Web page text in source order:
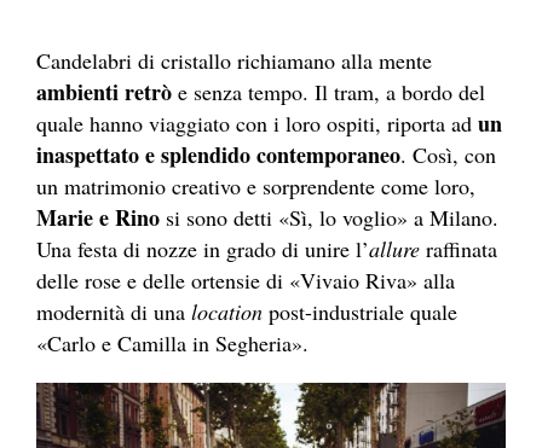
Candelabri di cristallo richiamano alla mente
ambienti retrò e senza tempo. Il tram, a bordo del
quale hanno viaggiato con i loro ospiti, riporta ad un
inaspettato e splendido contemporaneo. Così, con
un matrimonio creativo e sorprendente come loro,
Marie e Rino si sono detti «Sì, lo voglio» a Milano.
Una festa di nozze in grado di unire l’allure raffinata
delle rose e delle ortensie di «Vivaio Riva» alla
modernità di una location post-industriale quale
«Carlo e Camilla in Segheria».